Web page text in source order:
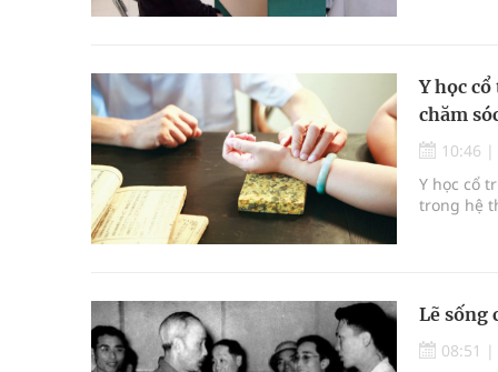
Đắk Lắk: Đẩy nhanh tiến độ khám sức khỏe định
Y học
chăm
10:46 |
Y học cổ
trong hệ
Lẽ sống
08:51 |